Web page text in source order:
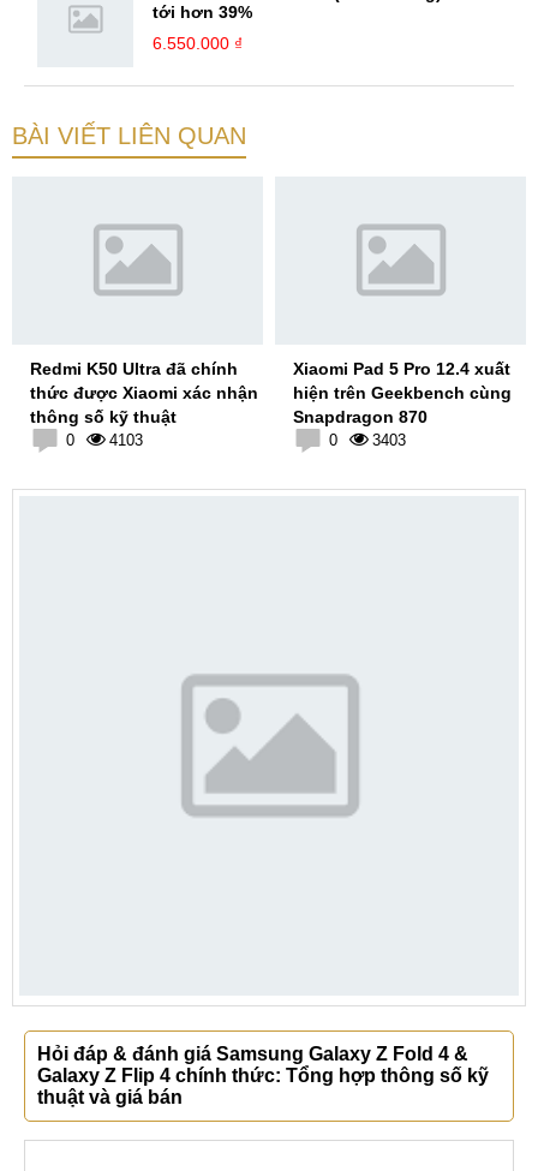
tới hơn 39%
6.550.000 ₫
BÀI VIẾT LIÊN QUAN
Redmi K50 Ultra đã chính
thức được Xiaomi xác nhận
thông số kỹ thuật
0 4103
Xiaomi Pad 5 Pro 12.4 xuất
hiện trên Geekbench cùng
Snapdragon 870
0 3403
Hỏi đáp & đánh giá Samsung Galaxy Z Fold 4 &
Galaxy Z Flip 4 chính thức: Tổng hợp thông số kỹ
thuật và giá bán